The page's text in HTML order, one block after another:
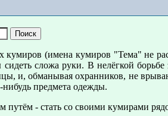
(имена кумиров "Тема" не
сложа руки. В нелёгкой
и, обманывая охранников, не
нибудь предмета одежды.
путём - стать со своими кумирами